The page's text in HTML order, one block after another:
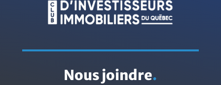
Nous joindre.